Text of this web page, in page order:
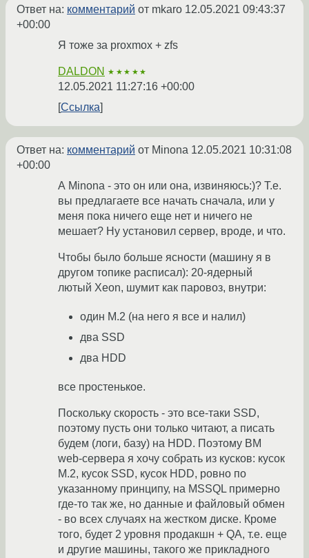
Ответ на: комментарий от mkaro 12.05.2021 09:43:37
+00:00
Я тоже за proxmox + zfs
DALDON ★★★★★
12.05.2021 11:27:16 +00:00
Ссылка
Ответ на: комментарий от Minona 12.05.2021 10:31:08
+00:00
А Minona - это он или она, извиняюсь:)? Т.е.
вы предлагаете все начать сначала, или у
меня пока ничего еще нет и ничего не
мешает? Ну установил сервер, вроде, и что.
Чтобы было больше ясности (машину я в
другом топике расписал): 20-ядерный
лютый Xeon, шумит как паровоз, внутри:
один M.2 (на него я все и налил)
два SSD
два HDD
все простенькое.
Поскольку скорость - это все-таки SSD,
поэтому пусть они только читают, а писать
будем (логи, базу) на HDD. Поэтому ВМ
web-сервера я хочу собрать из кусков: кусок
M.2, кусок SSD, кусок HDD, ровно по
указанному принципу, на MSSQL примерно
где-то так же, но данные и файловый обмен
- во всех случаях на жестком диске. Кроме
того, будет 2 уровня продакшн + QA, т.е. еще
и другие машины, такого же прикладного